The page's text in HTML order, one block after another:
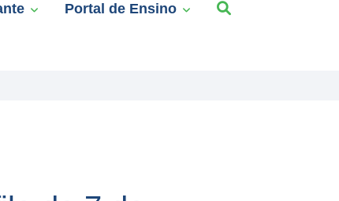
Portal de Ensino